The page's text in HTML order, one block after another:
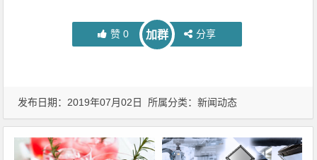
赞 0 加群 分享
发布日期：2019年07月02日 所属分类：新闻动态